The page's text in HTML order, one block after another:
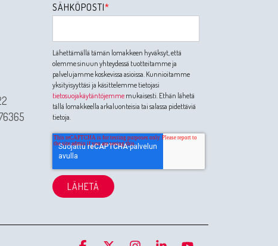
SÄHKÖPOSTI*
Lähettämällä tämän lomakkeen hyväksyt, että
olemme sinuun yhteydessä tuotteitamme ja
palvelujamme koskevissa asioissa. Kunnioitamme
yksityisyyttäsi ja käsittelemme tietojasi
tietosuojakäytäntöjemmemukaisesti. Ethän lähetä
tällä lomakkeella arkaluonteisia tai salassa pidettäviä
tietoja.